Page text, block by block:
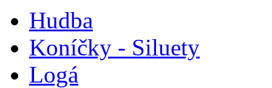
Hudba
Koníčky - Siluety
Logá